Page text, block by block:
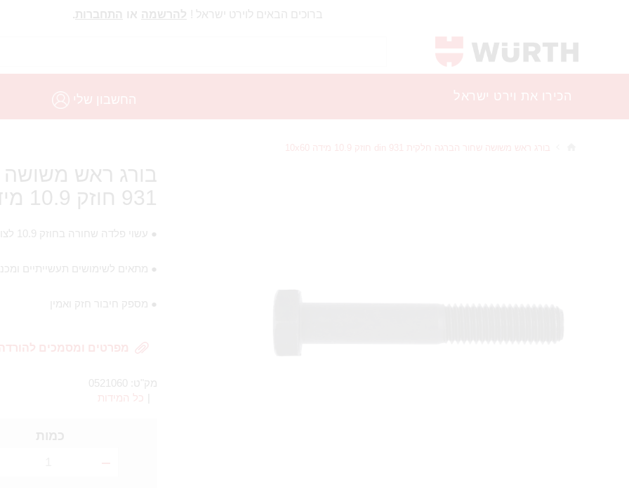
ברוכים הבאים לוירט ישראל ! להרשמה או התחברות.
הכירו את וירט ישראל החשבון שלי
בורג ראש משושה שחור הברגה חלקית din 931 חוזק 10.9 מידה 10x60
931 חוזק 10.9 מידה 10X60
● עשוי פלדה שחורה בחוזק 10.9 לצורך עמידות גבוהה בלחצים
● מתאים לשימושים תעשייתיים
● מספק חיבור חזק ואמין
מפרטים ומסמכים להורדה
מק"ט:
0521060
כל המידות